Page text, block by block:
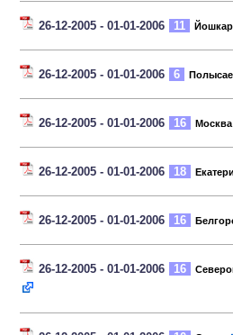
26-12-2005 - 01-01-2006 11
26-12-2005 - 01-01-2006 6
26-12-2005 - 01-01-2006 16 Москва
26-12-2005 - 01-01-2006 18
26-12-2005 - 01-01-2006 16
26-12-2005 - 01-01-2006 16